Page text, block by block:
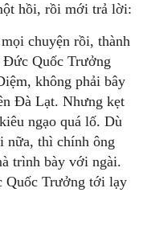
hồi, rồi mới trả lời:
chuyện rồi, thành
Quốc Trưởng
không phải bây
Đà Lạt. Nhưng kẹt
ngạo quá lố. Dù
nữa, thì chính ông
trình bày với ngài.
Quốc Trưởng tới lạy